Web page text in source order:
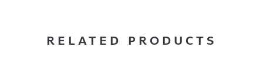
RELATED PRODUCTS